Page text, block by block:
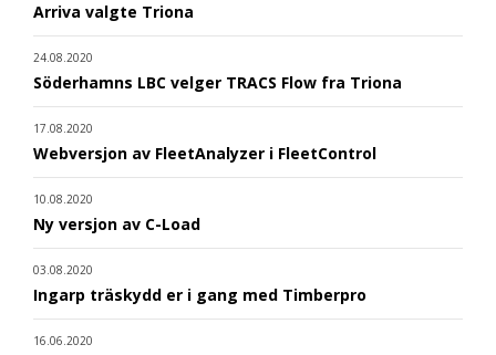
Arriva valgte Triona
24.08.2020
Söderhamns LBC velger TRACS Flow fra Triona
17.08.2020
Webversjon av FleetAnalyzer i FleetControl
10.08.2020
Ny versjon av C-Load
03.08.2020
Ingarp träskydd er i gang med Timberpro
16.06.2020